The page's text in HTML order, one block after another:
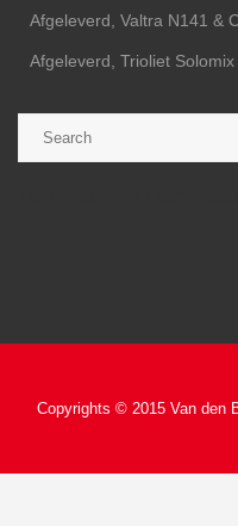
Afgeleverd, Valtra N141 &
Afgeleverd, Trioliet
Copyrights © 2015 Van den